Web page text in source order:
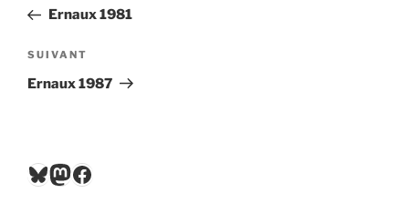
l’article
précédent
Ernaux 1981
Article
suivant
SUIVANT
Ernaux 1987
Bluesky
Mastodon
Facebook